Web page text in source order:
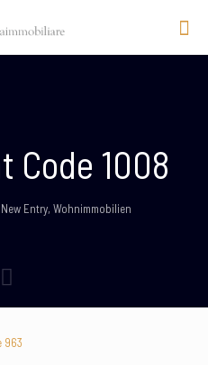
Code 1008
New Entry,Wohnimmobilien
963